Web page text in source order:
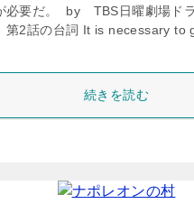
必要だ。 by TBS日曜劇場ド
2話の台詞 It is necessary to
続きを読む